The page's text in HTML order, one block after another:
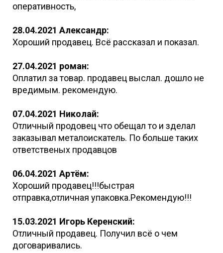
оперативность,
28.04.2021 Александр:
Хороший продавец. Всё рассказал и показал.
27.04.2021 роман:
Оплатил за товар. продавец выслал. дошло не
вредимым. рекомендую.
07.04.2021 Николай:
Отличный продовец что обещал то и зделал
заказывал металоискатель. По больше таких
ответственых продавцов
06.04.2021 Артём:
Хороший продавец!!!быстрая
отправка,отличная упаковка.Рекомендую!!!
15.03.2021 Игорь Керенский:
Отличный продавец. Получил всё о чем
договаривались.